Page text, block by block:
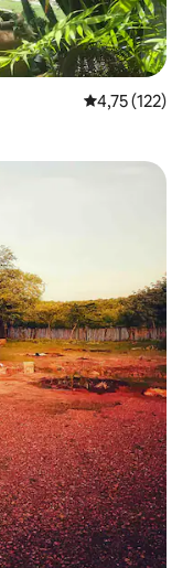
4,75 de uma
4,75 (122)